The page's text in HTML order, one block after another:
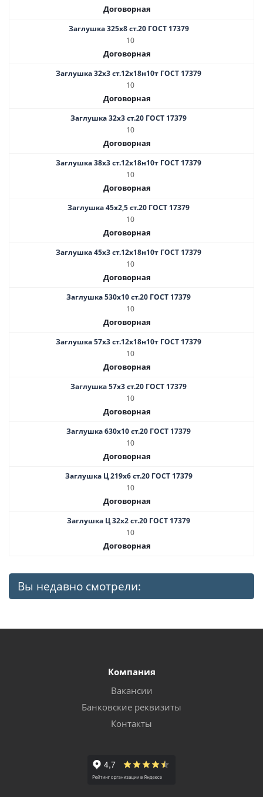
Договорная
Заглушка 325х8 ст.20 ГОСТ 17379
10
Договорная
Заглушка 32х3 ст.12х18н10т ГОСТ 17379
10
Договорная
Заглушка 32х3 ст.20 ГОСТ 17379
10
Договорная
Заглушка 38х3 ст.12х18н10т ГОСТ 17379
10
Договорная
Заглушка 45х2,5 ст.20 ГОСТ 17379
10
Договорная
Заглушка 45х3 ст.12х18н10т ГОСТ 17379
10
Договорная
Заглушка 530х10 ст.20 ГОСТ 17379
10
Договорная
Заглушка 57х3 ст.12х18н10т ГОСТ 17379
10
Договорная
Заглушка 57х3 ст.20 ГОСТ 17379
10
Договорная
Заглушка 630х10 ст.20 ГОСТ 17379
10
Договорная
Заглушка Ц 219х6 ст.20 ГОСТ 17379
10
Договорная
Заглушка Ц 32х2 ст.20 ГОСТ 17379
10
Договорная
Вы недавно смотрели:
Компания
Вакансии
Банковские реквизиты
Контакты